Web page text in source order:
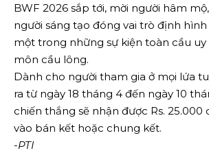
BWF 2026 sắp tới, mời người hâm
người sáng tạo đóng vai trò định
một trong những sự kiện toàn cầu
môn cầu lông.
Dành cho người tham gia ở mọi lứa
ra từ ngày 18 tháng 4 đến ngày 10
chiến thắng sẽ nhận được Rs. 25.000
vào bán kết hoặc chung kết.
-PTI